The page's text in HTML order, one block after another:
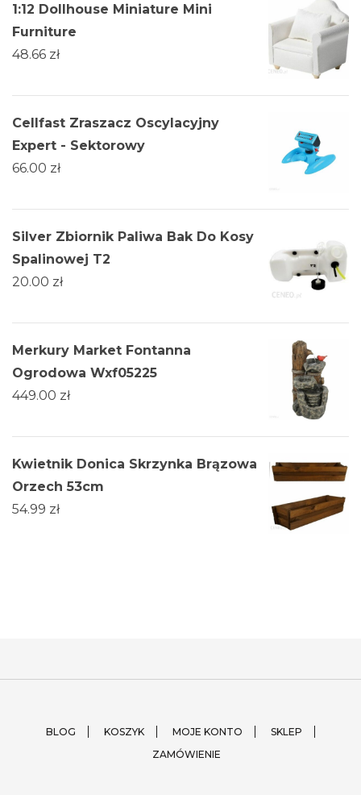
1:12 Dollhouse Miniature Mini
Furniture
48.66 zł
Cellfast Zraszacz Oscylacyjny
Expert - Sektorowy
66.00 zł
Silver Zbiornik Paliwa Bak Do Kosy
Spalinowej T2
20.00 zł
Merkury Market Fontanna
Ogrodowa Wxf05225
449.00 zł
Kwietnik Donica Skrzynka Brązowa
Orzech 53cm
54.99 zł
BLOG KOSZYK MOJE KONTO
SKLEP
ZAMÓWIENIE